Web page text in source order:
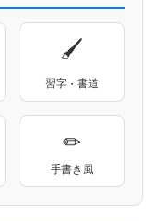
🖌
習字・書道
✏
手書き風